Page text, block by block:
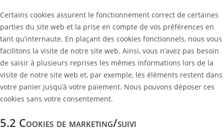
Certains cookies assurent le fonctionnement correct de certaines
parties du site web et la prise en compte de vos préférences en
tant qu’internaute. En plaçant des cookies fonctionnels, nous vous
facilitons la visite de notre site web. Ainsi, vous n’avez pas besoin
de saisir à plusieurs reprises les mêmes informations lors de la
visite de notre site web et, par exemple, les éléments restent dans
votre panier jusqu’à votre paiement. Nous pouvons déposer ces
cookies sans votre consentement.
5.2 Cookies de marketing/suivi